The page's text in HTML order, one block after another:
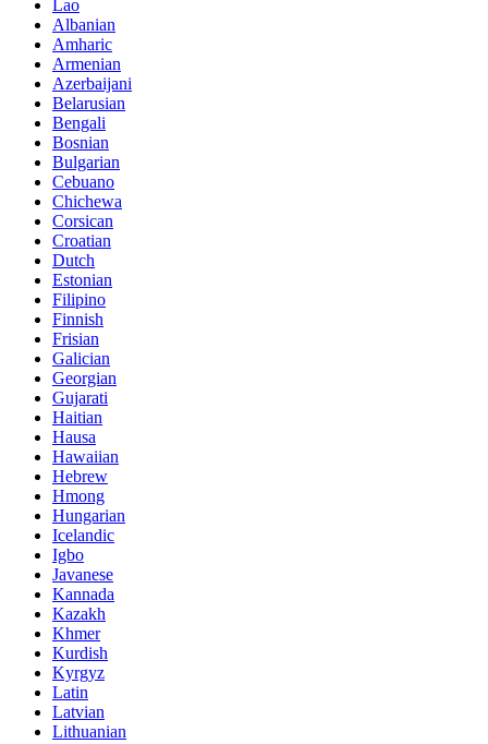
Lao
Albanian
Amharic
Armenian
Azerbaijani
Belarusian
Bengali
Bosnian
Bulgarian
Cebuano
Chichewa
Corsican
Croatian
Dutch
Estonian
Filipino
Finnish
Frisian
Galician
Georgian
Gujarati
Haitian
Hausa
Hawaiian
Hebrew
Hmong
Hungarian
Icelandic
Igbo
Javanese
Kannada
Kazakh
Khmer
Kurdish
Kyrgyz
Latin
Latvian
Lithuanian